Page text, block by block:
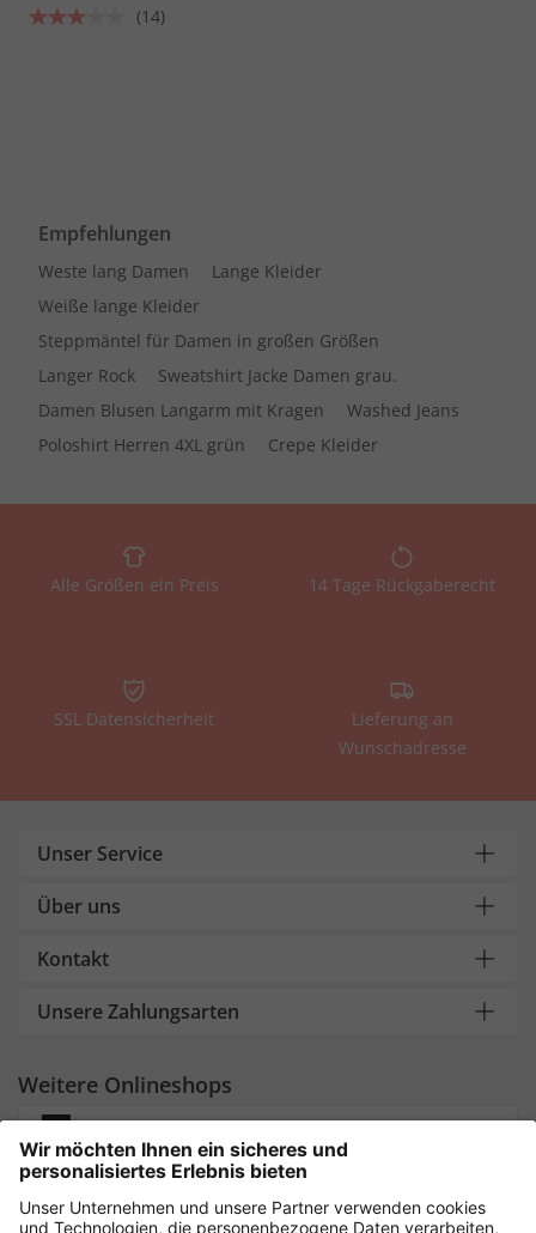
(14)
Empfehlungen
Weste lang Damen
Lange Kleider
Weiße lange Kleider
Steppmäntel für Damen in großen Größen
Langer Rock
Sweatshirt Jacke Damen grau.
Damen Blusen Langarm mit Kragen
Washed Jeans
Poloshirt Herren 4XL grün
Crepe Kleider
Alle Größen ein Preis 14 Tage Rückgaberecht
SSL Datensicherheit
Lieferung an
Wunschadresse
Unser Service
Über uns
Kontakt
Unsere Zahlungsarten
Weitere Onlineshops
Deutschland